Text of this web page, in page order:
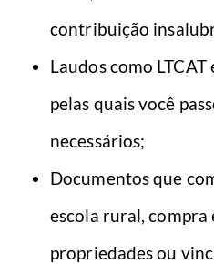
contribuição
Laudos como LTCAT
pelas quais você
necessários;
Documentos que
escola rural, compra
propriedades ou